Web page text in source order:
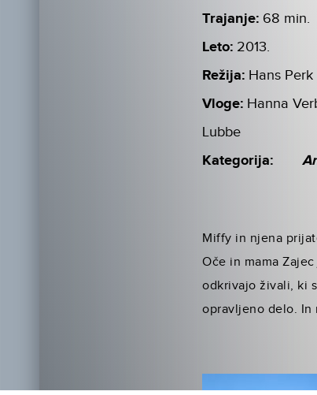
Trajanje: 68 min.
Leto: 2013.
Režija: Hans Perk
Vloge: Hanna
Lubbe
Kategorija:
Miffy in njena
Oče in mama
odkrivajo živali, ki
opravljeno delo. In